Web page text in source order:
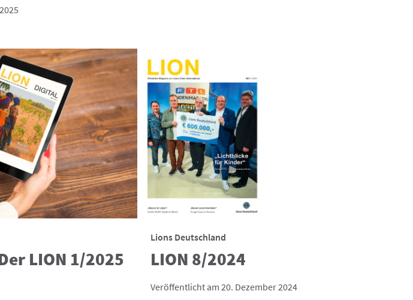
LION 1/2025
Lions Deutschland
LION 8/2024
Veröffentlicht am 20. Dezember 2024